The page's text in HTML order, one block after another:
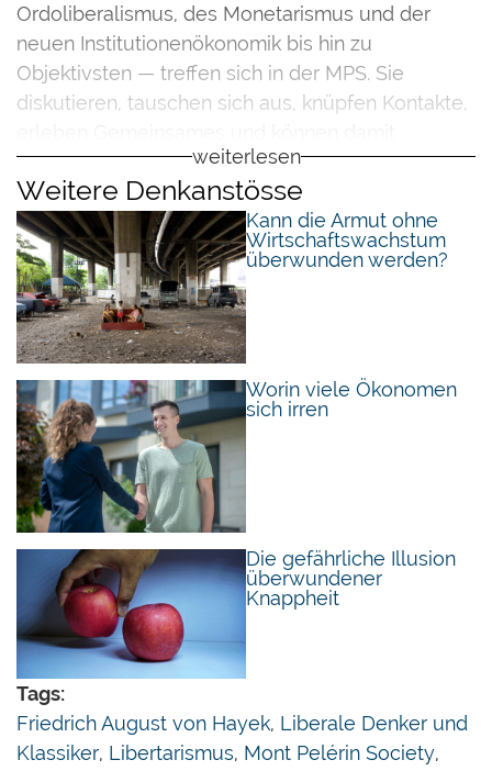
Ordoliberalismus, des Monetarismus und der
neuen Institutionenökonomik bis hin zu
Objektivsten — treffen sich in der MPS. Sie
diskutieren, tauschen sich aus, knüpfen Kontakte,
intellektuelle und emotionale Ressourcen für ihr
jeweiliges liberales Wirken generieren.
Würde die MPS nicht so offen sein, wäre sie
längst in Vergessenheit geraten. Offen sein heisst,
die verschiedenen Strömungen des Liberalismus
zu akzeptieren und einen Diskurs zwischen ihnen
zu ermöglichen. Zu Beginn war es nicht
vorauszusehen, dass die MPS zu einer offenen
Plattform werden sollte. Friedrich August von
Hayek hatte sich nämlich selbst eine Mission
gegeben, eine liberale Organisation aufzubauen.
Sie sollte einerseits Denker zusammenbringen
und andererseits als Organisation für bestimmte
Desi-derata — Wettbewerbsordnung,
Rechtsstaat, ethische Werte, die man aus
heutiger Warte generell als konservativ
bezeichnen würde — eintreten.
Normativ sind die Teilnehmer gleich oder ähnlich
gesinnt; was unterschiedlich und bereichernd
wirkt, ist die Vielfalt ihrer Argumente. Deshalb
weiterlesen
Weitere Denkanstösse
Kann die Armut ohne
Wirtschaftswachstum
überwunden werden?
Worin viele Ökonomen
sich irren
Die gefährliche Illusion
überwundener
Knappheit
Tags:
Friedrich August von Hayek, Liberale Denker und
Klassiker, Libertarismus, Mont Pelérin Society,